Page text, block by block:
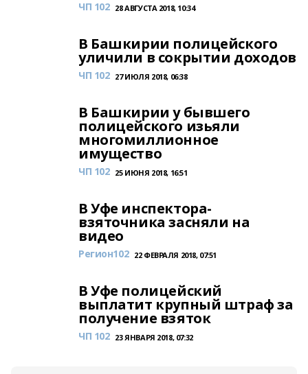
ЧП 102 28 АВГУСТА 2018, 10:34
В Башкирии полицейского
уличили в сокрытии доходов
ЧП 102 27 ИЮЛЯ 2018, 06:38
В Башкирии у бывшего
полицейского изьяли
многомиллионное
имущество
ЧП 102 25 ИЮНЯ 2018, 16:51
В Уфе инспектора-
взяточника засняли на
видео
Регион102 22 ФЕВРАЛЯ 2018, 07:51
В Уфе полицейский
выплатит крупный штраф за
получение взяток
ЧП 102 23 ЯНВАРЯ 2018, 07:32